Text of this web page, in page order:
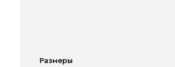
Размеры